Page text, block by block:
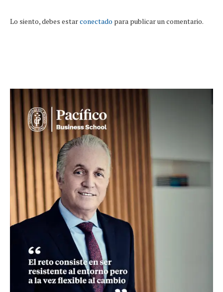
Lo siento, debes estarconectado para publicar un comentario.